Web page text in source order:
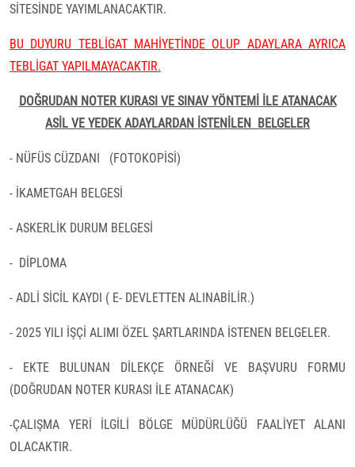
SİTESİNDE YAYIMLANACAKTIR.
BU DUYURU TEBLİGAT MAHİYETİNDE OLUP ADAYLARA AYRICA
TEBLİGAT YAPILMAYACAKTIR.
DOĞRUDAN NOTER KURASI VE SINAV YÖNTEMİ İLE ATANACAK
ASİL VE YEDEK ADAYLARDAN İSTENİLEN BELGELER
- NÜFÜS CÜZDANI (FOTOKOPİSİ)
- İKAMETGAH BELGESİ
- ASKERLİK DURUM BELGESİ
- DİPLOMA
- ADLİ SİCİL KAYDI ( E- DEVLETTEN ALINABİLİR.)
- 2025 YILI İŞÇİ ALIMI ÖZEL ŞARTLARINDA İSTENEN BELGELER.
- EKTE BULUNAN DİLEKÇE ÖRNEĞİ VE BAŞVURU FORMU
(DOĞRUDAN NOTER KURASI İLE ATANACAK)
-ÇALIŞMA YERİ İLGİLİ BÖLGE MÜDÜRLÜĞÜ FAALİYET ALANI
OLACAKTIR.